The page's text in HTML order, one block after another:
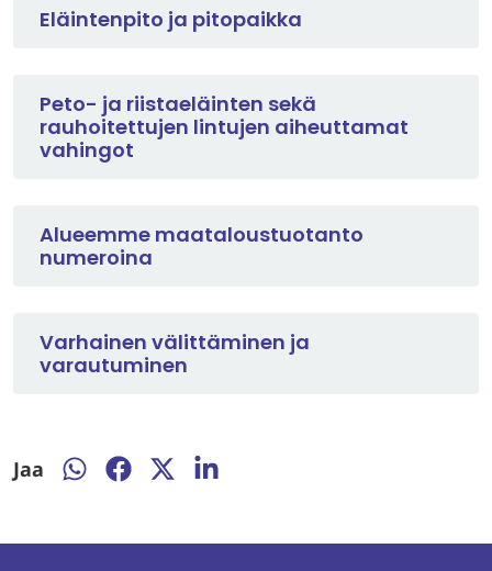
Eläintenpito ja pitopaikka
Peto- ja riistaeläinten sekä
rauhoitettujen lintujen aiheuttamat
vahingot
Alueemme maataloustuotanto
numeroina
Varhainen välittäminen ja
varautuminen
Jaa
Jaa
Jaa
Jaa
Jaa